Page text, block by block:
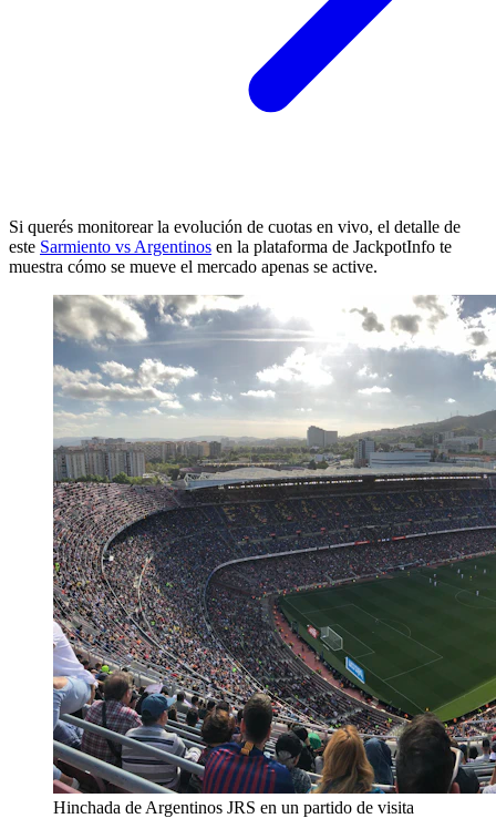
Si querés monitorear la evolución de cuotas en vivo, el detalle de
este Sarmiento vs Argentinos en la plataforma de JackpotInfo te
muestra cómo se mueve el mercado apenas se active.
Hinchada de Argentinos JRS en un partido de visita